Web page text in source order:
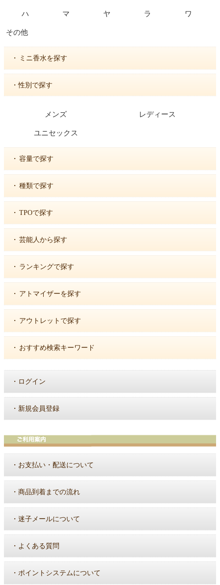
ハ マ ヤ ラ ワ
その他
・ ミニ香水を探す
・性別で探す
メンズ レディース
ユニセックス
・ 容量で探す
・ 種類で探す
・ TPOで探す
・ 芸能人から探す
・ ランキングで探す
・ アトマイザーを探す
・ アウトレットで探す
・ おすすめ検索キーワード
・ ログイン
・ 新規会員登録
・ お支払い・配送について
・ 商品到着までの流れ
・ 迷子メールについて
・ よくある質問
・ ポイントシステムについて